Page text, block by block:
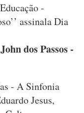
-
assinala Dia
dos Passos -
- A Sinfonia
Jesus,